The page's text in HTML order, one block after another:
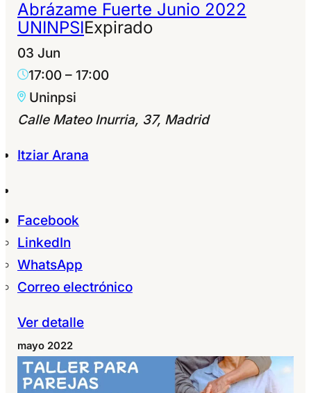
Abrázame Fuerte Junio 2022
UNINPSIExpirado
03 Jun
17:00– 17:00
Uninpsi
Calle Mateo Inurria, 37, Madrid
Itziar Arana
Facebook
LinkedIn
WhatsApp
Correo electrónico
Ver detalle
mayo 2022